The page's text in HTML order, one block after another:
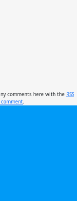
comments here with the RSS